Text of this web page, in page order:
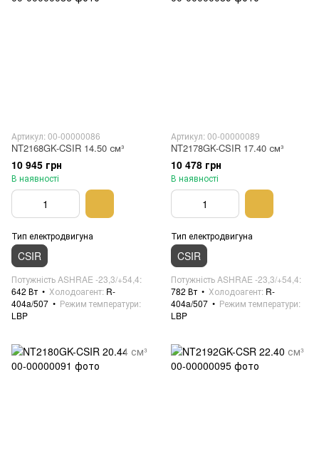
Артикул: 00-00000086
NT2168GK-CSIR 14.50 см³
10 945 грн
В наявності
Тип електродвигуна
CSIR
Потужність ASHRAE -23,3/+54,4
642 Вт
Холодоагент R-
404a/507
Режим температури
LBP
Артикул: 00-00000089
NT2178GK-CSIR 17.40 см³
10 478 грн
В наявності
Тип електродвигуна
CSIR
Потужність ASHRAE -23,3/+54,4
782 Вт
Холодоагент R-
404a/507
Режим температури
LBP